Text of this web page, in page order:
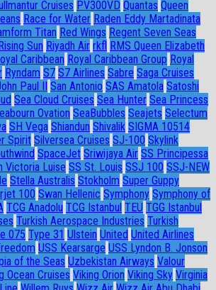
Cruises PV300VD Quantas Queen
Race for Water Raden Eddy Martadinata
Titan Red Wings Regent Seven Seas
Rising Sun Riyadh Air rkfl RMS Queen Elizabeth
Caribbean Royal Caribbean Group Royal
Ryndam S7 S7 Airlines Sabre Saga Cruises
Paul II San Antonio SAS Amatola Satoshi
Sea Cloud Cruises Sea Hunter Sea Princess
Ovation SeaBubbles Seajets Selectum
SH Vega Shiandun Shivalik SIGMA 10514
Spirit Silversea Cruises SJ-100 Skylink
SpaceJet Sriwijaya Air SS Principessa
Victoria Luise SS St. Louis SSJ 100 SSJ-NEW
Stella Australis Stokholm Super Guppy
100 Swan Hellenic Symphony Symphony of
TCG Anadolu TCG Istanbul TEU TGG Istanbul
Turkish Aerospace Industries Turkish
075 Type 31 Ulstein United United Airlines
USS Kearsarge USS Lyndon B. Jonson
of the Seas Uzbekistan Airways Valour
Ocean Cruises Viking Orion Viking Sky Virginia